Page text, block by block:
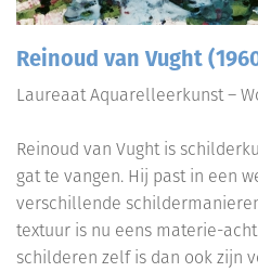
Reinoud van Vught
Laureaat Aquarelleerkunst –
Reinoud van Vught is
gat te vangen. Hij past in een
verschillende
textuur is nu eens materie-
schilderen zelf is dan ook zijn